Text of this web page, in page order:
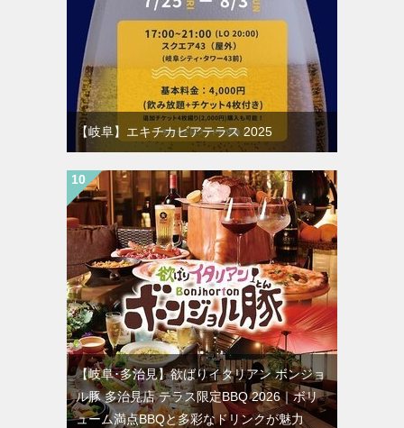
【岐阜】エキチカビアテラス 2025
【岐阜･多治見】欲ばりイタリアン ボンジョ
ル豚 多治見店 テラス限定BBQ 2026｜ボリ
ューム満点BBQと多彩なドリンクが魅力